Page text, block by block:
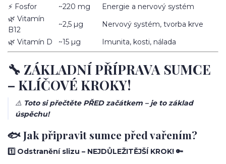
⚡ Fosfor
~220 mg
Energie a nervový systém
🌿 Vitamín
B12
~2,5 µg
Nervový systém, tvorba krve
🌿 Vitamín D
~15 µg Imunita, kosti, nálada
🔧 ZÁKLADNÍ PŘÍPRAVA SUMCE
– KLÍČOVÉ KROKY!
⚠️ Toto si přečtěte PŘED začátkem – je to základ
úspěchu!
🐟 Jak připravit sumce před vařením?
1️⃣ Odstranění slizu – NEJDŮLEŽITĚJŠÍ KROK! 🔑